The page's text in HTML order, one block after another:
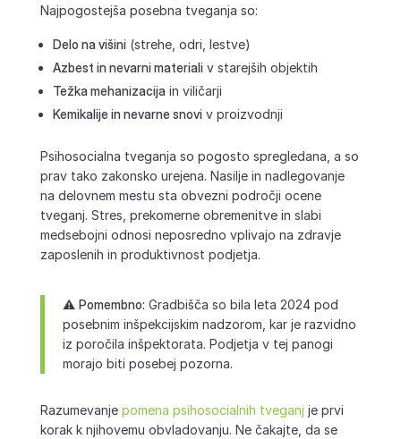
Najpogostejša posebna tveganja so:
Delo na višini(strehe, odri, lestve)
Azbest in nevarni materialiv starejših objektih
Težka mehanizacijain viličarji
Kemikalije in nevarne snoviv proizvodnji
Psihosocialna tveganja so pogosto spregledana, a so
prav tako zakonsko urejena. Nasilje in nadlegovanje
na delovnem mestu sta obvezni področji ocene
tveganj. Stres, prekomerne obremenitve in slabi
medsebojni odnosi neposredno vplivajo na zdravje
zaposlenih in produktivnost podjetja.
⚠️ Pomembno: Gradbišča so bila leta 2024 pod
posebnim inšpekcijskim nadzorom, kar je razvidno
iz poročila inšpektorata. Podjetja v tej panogi
morajo biti posebej pozorna.
Razumevanje pomena psihosocialnih tveganj je prvi
korak k njihovemu obvladovanju. Ne čakajte, da se